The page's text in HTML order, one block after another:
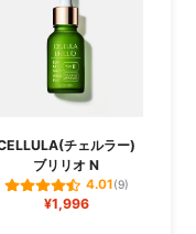
チェルラー)
ブリリオ N
4.01(9)
¥1,996